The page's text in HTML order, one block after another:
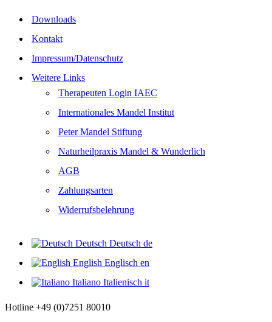
Downloads
Kontakt
Impressum/Datenschutz
Weitere Links
Therapeuten Login IAEC
Internationales Mandel Institut
Peter Mandel Stiftung
Naturheilpraxis Mandel & Wunderlich
AGB
Zahlungsarten
Widerrufsbelehrung
Deutsch Deutsch de
English Englisch en
Italiano Italienisch it
Hotline +49 (0)7251 80010